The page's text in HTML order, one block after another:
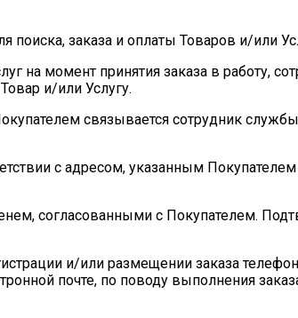
поиска, заказа и оплаты Товаров и/или
на момент принятия заказа в работу,
и/или Услугу.
связывается сотрудник
с адресом, указанным
согласованными с Покупателем.
и/или размещении заказа
почте, по поводу выполнения